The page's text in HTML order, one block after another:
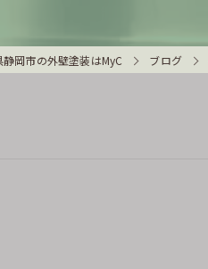
静岡市の外壁塗装はMyC ブログ